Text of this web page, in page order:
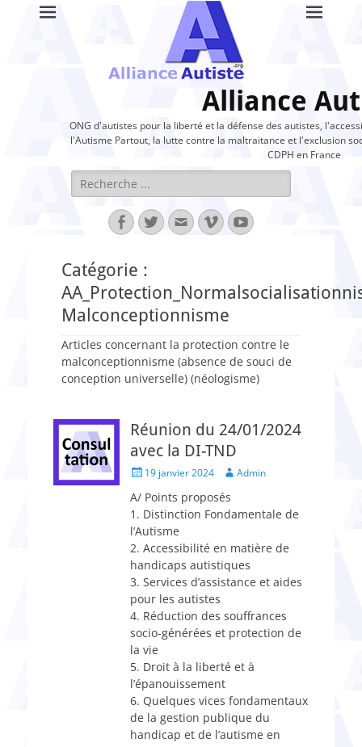
Alliance
ONG d'autistes pour la liberté et la défense des autistes,
l'Autisme Partout, la lutte contre la maltraitance et l'exclusion
CDPH en France
Rechercher :
Facebook
TwitterAdresse
de
VimeoYouTube
Catégorie :
Malconceptionnisme
Articles concernant la protection contre le
malconceptionnisme (absence de souci de
conception universelle) (néologisme)
Réunion du 24/01/2024
avec la DI-TND
Posted19 janvier 2024 Author
Admin
A/ Points proposés
1. Distinction Fondamentale de
l’Autisme
2. Accessibilité en matière de
handicaps autistiques
3. Services d’assistance et aides
pour les autistes
4. Réduction des souffrances
socio-générées et protection de
la vie
5. Droit à la liberté et à
l’épanouissement
6. Quelques vices fondamentaux
de la gestion publique du
handicap et de l’autisme en